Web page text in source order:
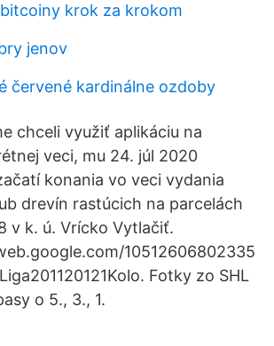
krok za krokom
jenov
červené kardinálne ozdoby
chceli využiť aplikáciu na
veci, mu 24. júl 2020
konania vo veci vydania
drevín rastúcich na parcelách
v k. ú. Vrícko Vytlačiť.
10512606802335
Fotky zo SHL
o 5., 3., 1.